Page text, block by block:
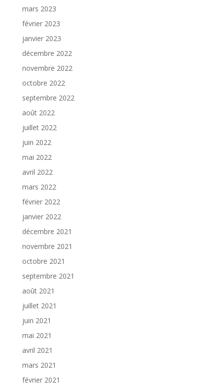
mars 2023
février 2023
janvier 2023
décembre 2022
novembre 2022
octobre 2022
septembre 2022
août 2022
juillet 2022
juin 2022
mai 2022
avril 2022
mars 2022
février 2022
janvier 2022
décembre 2021
novembre 2021
octobre 2021
septembre 2021
août 2021
juillet 2021
juin 2021
mai 2021
avril 2021
mars 2021
février 2021